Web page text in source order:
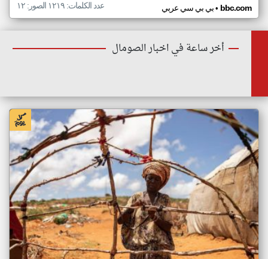
بي بي سي عربي• bbc.com عدد الكلمات: ١٢١٩ الصور: ١٢
أخر ساعة في اخبار الصومال